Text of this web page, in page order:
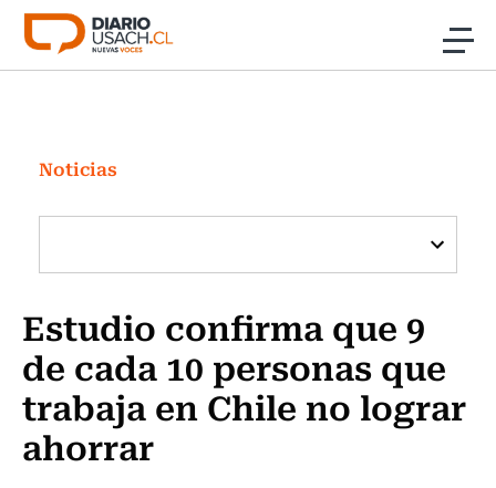
Click acá para ir directamente al contenido
Investigación
Cultura
Programas Radio y TV Usach
Noticias
Estudio confirma que 9
de cada 10 personas que
trabaja en Chile no lograr
ahorrar